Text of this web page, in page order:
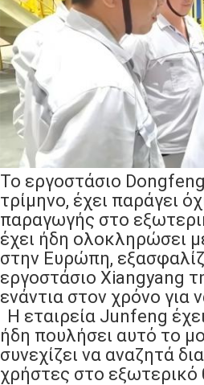
Το εργοστάσιο
τρίμηνο, έχει παράγει
παραγωγής στο
έχει ήδη ολοκληρώσει
στην Ευρώπη,
εργοστάσιο Xiangyang
ενάντια στον χρόνο
Η εταιρεία Junfeng
ήδη πουλήσει αυτό το
συνεχίζει να αναζητά
χρήστες στο εξωτερικό